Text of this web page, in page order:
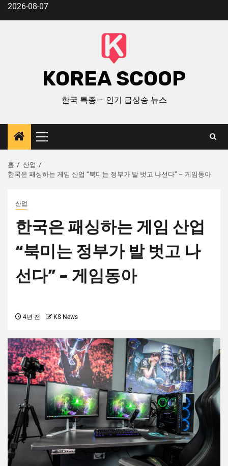
2026-08-07
KOREA SCOOP
한국 특종 – 인기 급상승 뉴스
홈
산업
한국은 패싱하는 게임 산업 “북미는 정부가 발 벗고 나선다” – 게임동아
산업
한국은 패싱하는 게임 산업
“북미는 정부가 발 벗고 나
선다” – 게임동아
4년 전 KS News